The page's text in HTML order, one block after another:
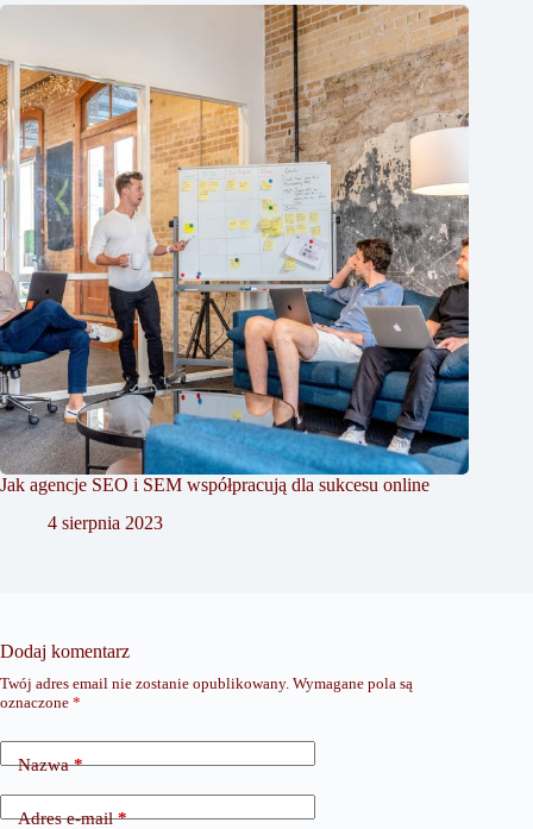
Jak agencje SEO i SEM współpracują dla sukcesu online
4 sierpnia 2023
Dodaj komentarz
Twój adres email nie zostanie opublikowany. Wymagane pola są
oznaczone *
Nazwa*
Adres e-mail*